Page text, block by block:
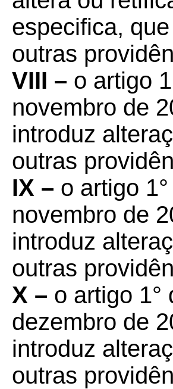
especifica,
outras
VIII – o artigo
novembro de
introduz
outras
IX – o artigo
novembro de
introduz
outras
X – o artigo 1°
dezembro de
introduz
outras